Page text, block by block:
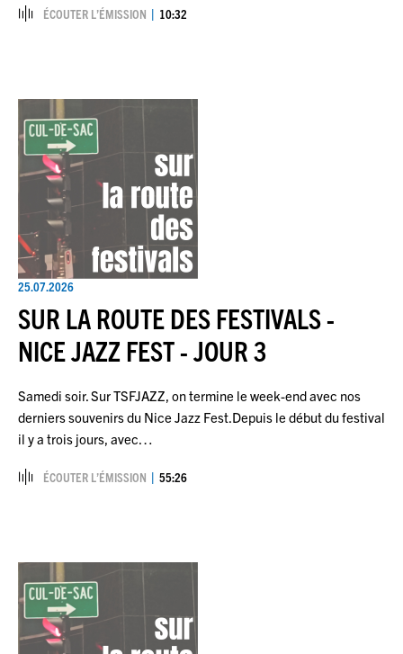
ÉCOUTER L’ÉMISSION 10:32
25.07.2026
SUR LA ROUTE DES FESTIVALS -
NICE JAZZ FEST - JOUR 3
Samedi soir. Sur TSFJAZZ, on termine le week-end avec nos
derniers souvenirs du Nice Jazz Fest.Depuis le début du festival
il y a trois jours, avec…
ÉCOUTER L’ÉMISSION 55:26